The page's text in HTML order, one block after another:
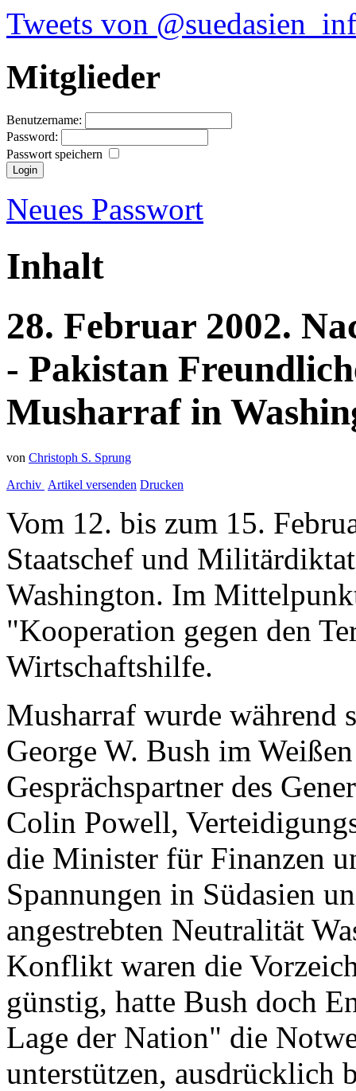
Tweets von
Mitglieder
Benutzername:
Password:
Passwort speichern
Neues Passwort
Inhalt
28. Februar 2002.
- Pakistan
Musharraf in
von Christoph S. Sprung
Archiv Artikel versenden Drucken
Vom 12. bis zum 15.
Staatschef und
Washington. Im
"Kooperation gegen den
Wirtschaftshilfe.
Musharraf wurde während
George W. Bush im
Gesprächspartner des
Colin Powell,
die Minister für Finanzen
Spannungen in Südasien
angestrebten Neutralität
Konflikt waren die
günstig, hatte Bush doch
Lage der Nation" die
unterstützen, ausdrücklich